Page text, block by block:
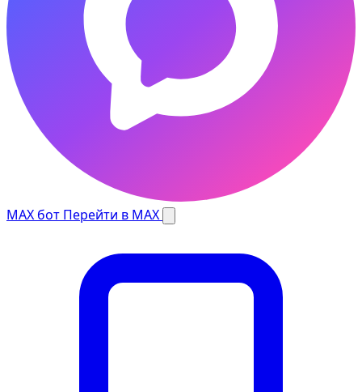
MAX бот Перейти в MAX